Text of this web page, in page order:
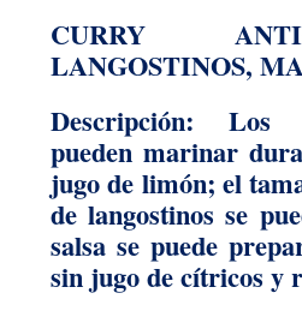
CURRY
LANGOSTINOS,
Descripción: Los
pueden marinar
jugo de limón; el
de langostinos se
salsa se puede
sin jugo de cítricos y